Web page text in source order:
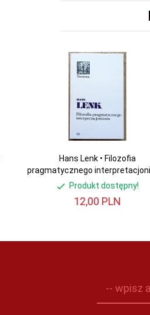
Hans Lenk • Filozofia
pragmatycznego
Produkt dostępny!
12,00 PLN
-- wpisz